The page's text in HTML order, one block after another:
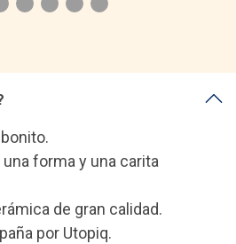
forma y una carita
de gran calidad.
por Utopiq.